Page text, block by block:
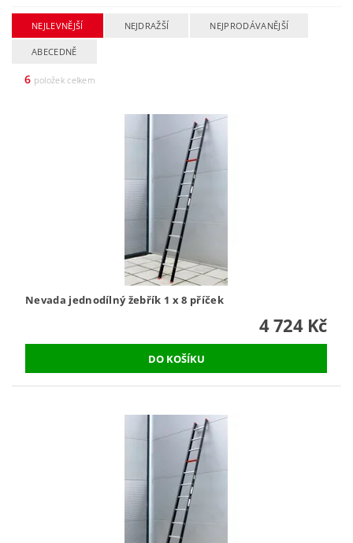
NEJLEVNĚJŠÍ NEJDRAŽŠÍ NEJPRODÁVANĚJŠÍ
ABECEDNĚ
6 položek celkem
Nevada jednodílný žebřík 1 x 8 příček
4 724 Kč